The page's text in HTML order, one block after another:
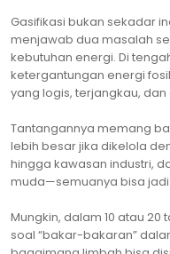
Gasifikasi bukan sekadar
menjawab dua masalah
kebutuhan energi. Di
ketergantungan energi
yang logis, terjangkau, dan
Tantangannya memang
lebih besar jika dikelola
hingga kawasan industri,
muda—semuanya bisa
Mungkin, dalam 10 atau
soal “bakar-bakaran”